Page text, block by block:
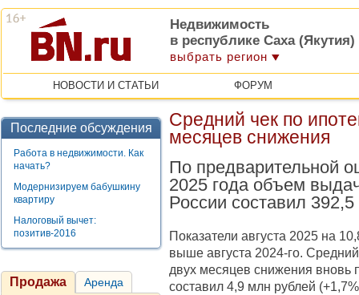
Недвижимость
в республике Саха (Якутия)
выбрать регион
НОВОСТИ И СТАТЬИ ФОРУМ
Последние обсуждения
Работа в недвижимости. Как
начать?
Модернизируем бабушкину
квартиру
Налоговый вычет:
позитив-2016
Продажа Аренда
Средний чек по
месяцев снижения
По предварительной
2025 года объем
России составил
Показатели августа 2025 на
выше августа 2024-го.
двух месяцев снижения вновь
составил 4,9 млн рублей